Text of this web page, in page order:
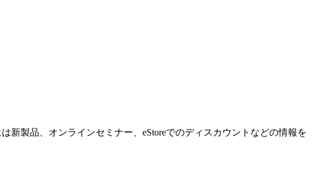
新製品、オンラインセミナー、eStoreでのディスカウントなどの情報を